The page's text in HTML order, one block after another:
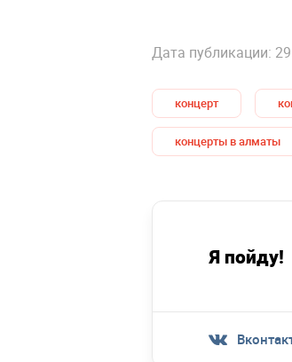
Дата публикации:
концерт
концерты в алматы
Я пойду!